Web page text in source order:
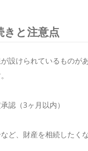
きと注意点
設けられているものが
認（3ヶ月以内）
ど、財産を相続したく